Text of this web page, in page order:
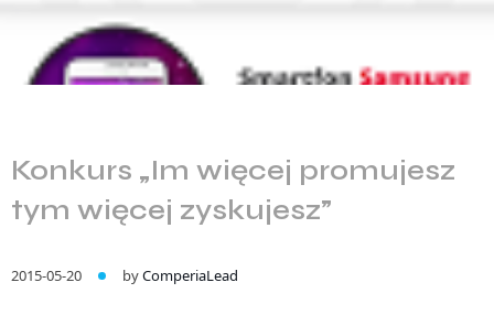
Konkurs „Im więcej promujesz
tym więcej zyskujesz”
2015-05-20 byComperiaLead